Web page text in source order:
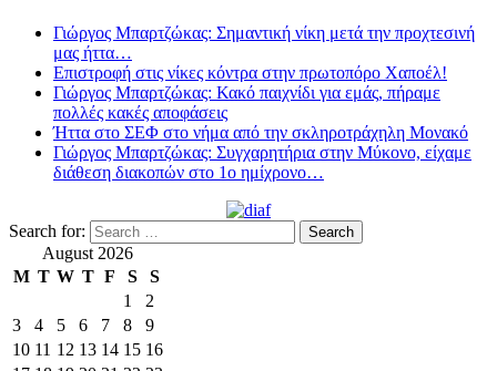
Γιώργος Μπαρτζώκας: Σημαντική νίκη μετά την προχτεσινή
μας ήττα…
Επιστροφή στις νίκες κόντρα στην πρωτοπόρο Χαποέλ!
Γιώργος Μπαρτζώκας: Κακό παιχνίδι για εμάς, πήραμε
πολλές κακές αποφάσεις
Ήττα στο ΣΕΦ στο νήμα από την σκληροτράχηλη Μονακό
Γιώργος Μπαρτζώκας: Συγχαρητήρια στην Μύκονο, είχαμε
διάθεση διακοπών στο 1ο ημίχρονο…
Search for:
August 2026
M T W T F S
S
1
2
3
4 5 6 7 8
9
10 11 12 13 14 15 16